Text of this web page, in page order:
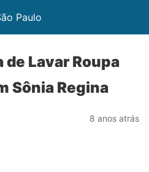
Paulo
de Lavar Roupa
Sônia Regina
8 anos atrás